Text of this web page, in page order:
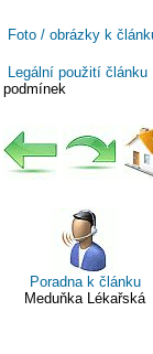
Foto / obrázky k
Legální použití článku
podmínek
Poradna k článku
Meduňka Lékařská